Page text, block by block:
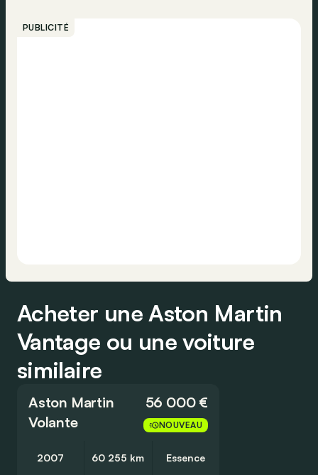
PUBLICITÉ
Acheter une Aston Martin
Vantage ou une voiture
similaire
Aston Martin
Volante
56 000 €
NOUVEAU
2007 60 255 km Essence